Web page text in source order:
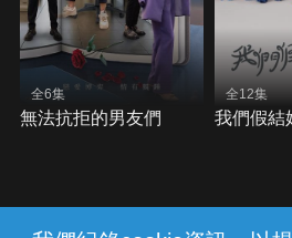
全6集
無法抗拒的男友們
全12集
我們假結